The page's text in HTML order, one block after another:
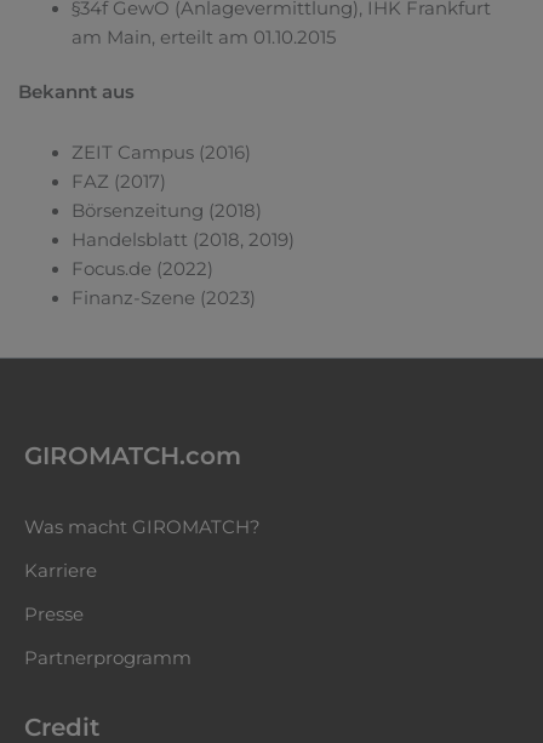
§34f GewO (Anlagevermittlung), IHK Frankfurt
am Main, erteilt am 01.10.2015
Bekannt aus
ZEIT Campus (2016)
FAZ (2017)
Börsenzeitung (2018)
Handelsblatt (2018, 2019)
Focus.de (2022)
Finanz-Szene (2023)
GIROMATCH.com
Was macht GIROMATCH?
Karriere
Presse
Partnerprogramm
Credit